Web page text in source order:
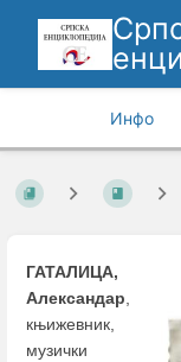
Инфо
ГАТАЛИЦА,
Александар,
књижевник,
музички